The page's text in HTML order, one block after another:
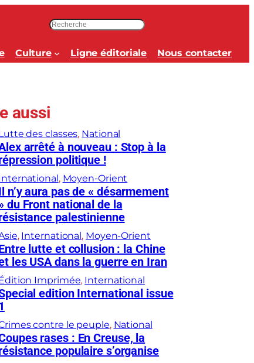
Culture Ligne éditoriale Nous contacter
aussi
des classes, National
arrêté à nouveau : Stop à la
politique !
, Moyen-Orient
n’y aura pas de « désarmement
du Front national de la
palestinienne
, International, Moyen-Orient
lutte et collusion : la Chine
les USA dans la guerre en Iran
Imprimée, International
edition International issue
contre le peuple, National
rases : En Creuse, la
populaire s’organise